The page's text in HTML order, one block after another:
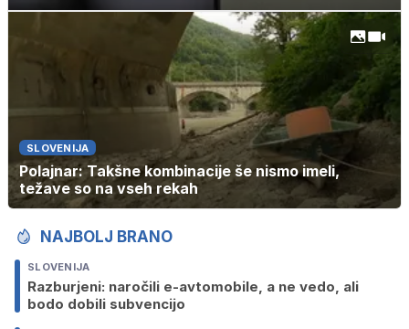
SLOVENIJA
Polajnar: Takšne kombinacije še nismo imeli,
težave so na vseh rekah
NAJBOLJ BRANO
SLOVENIJA
Razburjeni: naročili e-avtomobile, a ne vedo, ali
bodo dobili subvencijo